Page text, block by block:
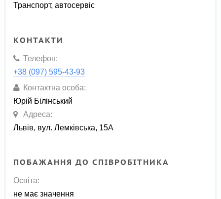
Транспорт, автосервіс
КОНТАКТИ
Телефон:
+38 (097) 595-43-93
Контактна особа:
Юрій Білінський
Адреса:
Львів, вул. Лемківська, 15А
ПОБАЖАННЯ ДО СПІВРОБІТНИКА
Освіта:
не має значення